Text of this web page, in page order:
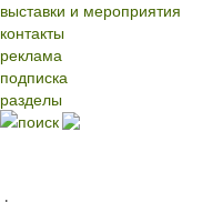
выставки и мероприятия
контакты
реклама
подписка
разделы
поиск